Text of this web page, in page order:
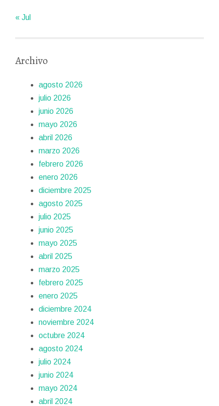
« Jul
Archivo
agosto 2026
julio 2026
junio 2026
mayo 2026
abril 2026
marzo 2026
febrero 2026
enero 2026
diciembre 2025
agosto 2025
julio 2025
junio 2025
mayo 2025
abril 2025
marzo 2025
febrero 2025
enero 2025
diciembre 2024
noviembre 2024
octubre 2024
agosto 2024
julio 2024
junio 2024
mayo 2024
abril 2024